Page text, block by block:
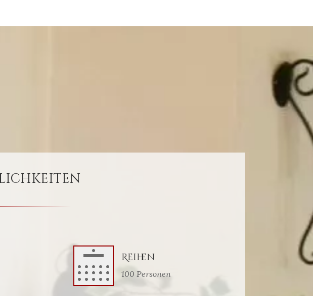
Reihen
100 Personen